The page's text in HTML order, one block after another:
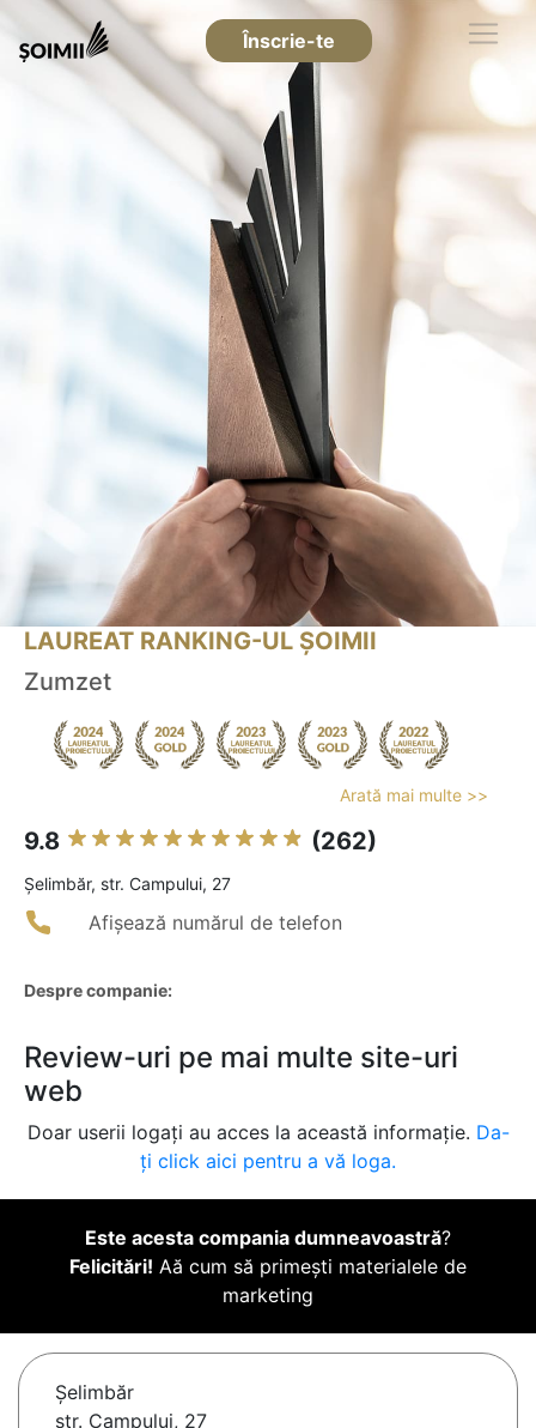
Înscrie-te
LAUREAT RANKING-UL ȘOIMII
Zumzet
Arată mai multe >>
9.8 (262)
Şelimbăr, str. Campului, 27
Afișează numărul de telefon
Despre companie:
Review-uri pe mai multe site-uri
web
Doar userii logați au acces la această informație. Da-
ți click aici pentru a vă loga.
Este acesta compania dumneavoastră?
Felicitări! Aă cum să primești materialele de
marketing
Şelimbăr
str. Campului, 27